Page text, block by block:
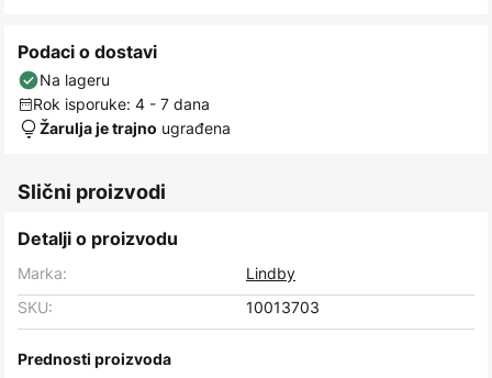
Podaci o dostavi
Na lageru
Rok isporuke: 4 - 7 dana
Žarulja je trajno ugrađena
Slični proizvodi
Detalji o proizvodu
Marka:
Lindby
SKU:
10013703
Prednosti proizvoda